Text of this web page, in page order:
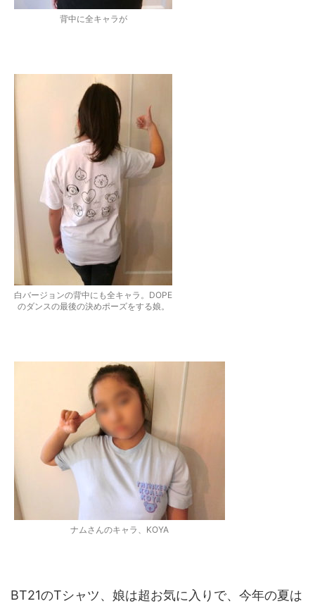
背中に全キャラが
白バージョンの背中にも全キャラ。DOPE
のダンスの最後の決めポーズをする娘。
ナムさんのキャラ、KOYA
BT21のTシャツ、娘は超お気に入りで、今年の夏は